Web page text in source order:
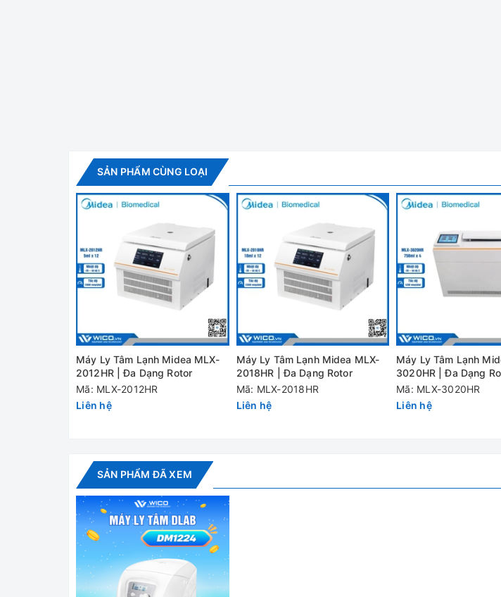
- Máy sử dụng động cơ không chổi than, tuổi thọ cao không cần bảo trì. Có thể đạt tốc
- Bộ điều khiển kỹ thuật số màn hình LCD điều khiển tốc độ và thời gian chính xác, cài
Thông số kỹ thuật
Dải tốc độ
Bước tăng 100 vòng/ phút
Lực ly tâm tối
Max. RCF
Độ chính xác
SẢN PHẨM CÙNG LOẠI
Máy Ly Tâm Lạnh Midea MLX-
2012HR | Đa Dạng Rotor
Mã: MLX-2012HR
Liên hệ
Máy Ly Tâm Lạnh Midea MLX-
2018HR | Đa Dạng Rotor
Mã: MLX-2018HR
Liên hệ
Máy Ly Tâm Lạnh
3020HR | Đa Dạng
Mã: MLX-3020HR
Liên hệ
SẢN PHẨM ĐÃ XEM